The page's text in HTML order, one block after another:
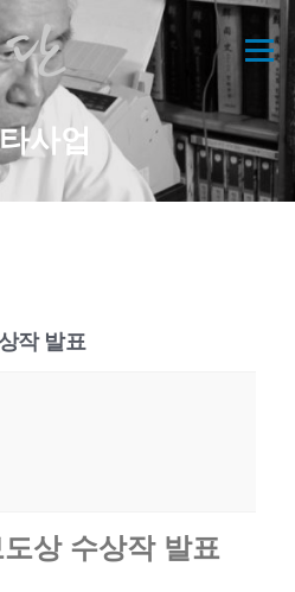
메뉴
사업
작 발표
상 수상작 발표